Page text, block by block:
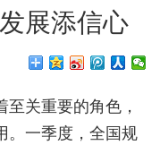
展添信心
关重要的角色，
。一季度，全国规